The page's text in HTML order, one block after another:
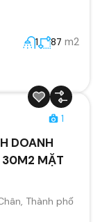
1 87 m2
1
DOANH
30M2 MẶT
Thành phố